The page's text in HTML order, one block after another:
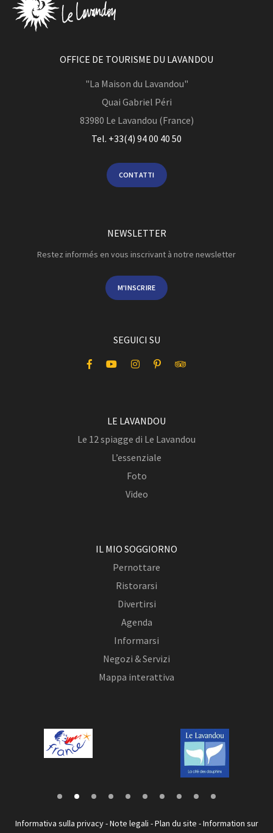
OFFICE DE TOURISME DU LAVANDOU
"La Maison du Lavandou"
Quai Gabriel Péri
83980 Le Lavandou (France)
Tel. +33(4) 94 00 40 50
CONTATTI
NEWSLETTER
Restez informés en vous inscrivant à notre newsletter
M'INSCRIRE
SEGUICI SU
LE LAVANDOU
Le 12 spiagge di Le Lavandou
L’essenziale
Foto
Video
IL MIO SOGGIORNO
Pernottare
Ristorarsi
Divertirsi
Agenda
Informarsi
Negozi & Servizi
Mappa interattiva
Informativa sulla privacy-Note legali -Plan du site -Information sur